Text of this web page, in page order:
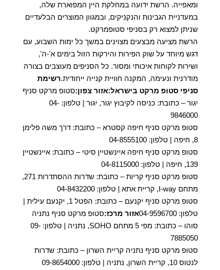
ומאפייה. הרשת ידועה במחלקת היין המפוארת שלה,
במעדניית הגבינות והנקניקים, ובמגוון המוצרים הבלעדיים
שניתן למצוא רק בסניפי סטופמרקט.
הרשת מציעה מבצעים מצוינים במשך כל ימות השבוע, עם
דגש מיוחד על שוק הפירות והירקות הזול בימים א'-ה',
ושירות לקוחות איכותי ומסור. כל הסניפים מעוצבים בצורה
מודרנית ונעימה, המקנה חוויית קנייה ייחודית.רשימת
סניפי סטופ מרקט בישראל:אזור צפון:סטופ מרקט סניף
יגור – כתובת: כניסה לקיבוץ יגור, יגור | טלפון: 04-
9846000
סטופ מרקט סניף חיפה קסטרא – כתובת: דרך משה פלימן
8, חיפה | טלפון: 04-8555100
סטופ מרקט סניף חיפה איינשטיין סיטי – כתובת: איינשטיין
139, חיפה | טלפון: 04-8115000
סטופ מרקט סניף קריות – כתובת: שדרות ההסתדרות 271,
מתחם I-way, קריית אתא | טלפון: 04-8432200
סטופ מרקט סניף יקנעם – כתובת: הפטל 1, יקנעם עילית |
טלפון: 04-9596700
אזור מרכז:סטופ מרקט סניף נתניה
סוהו – כתובת: מפי 5 מתחם SOHO, נתניה | טלפון: 09-
7885050
סטופ מרקט סניף נתניה קריית השרון – כתובת: שדרות
לנטוס 10, קריית השרון, נתניה | טלפון: 09-8654000